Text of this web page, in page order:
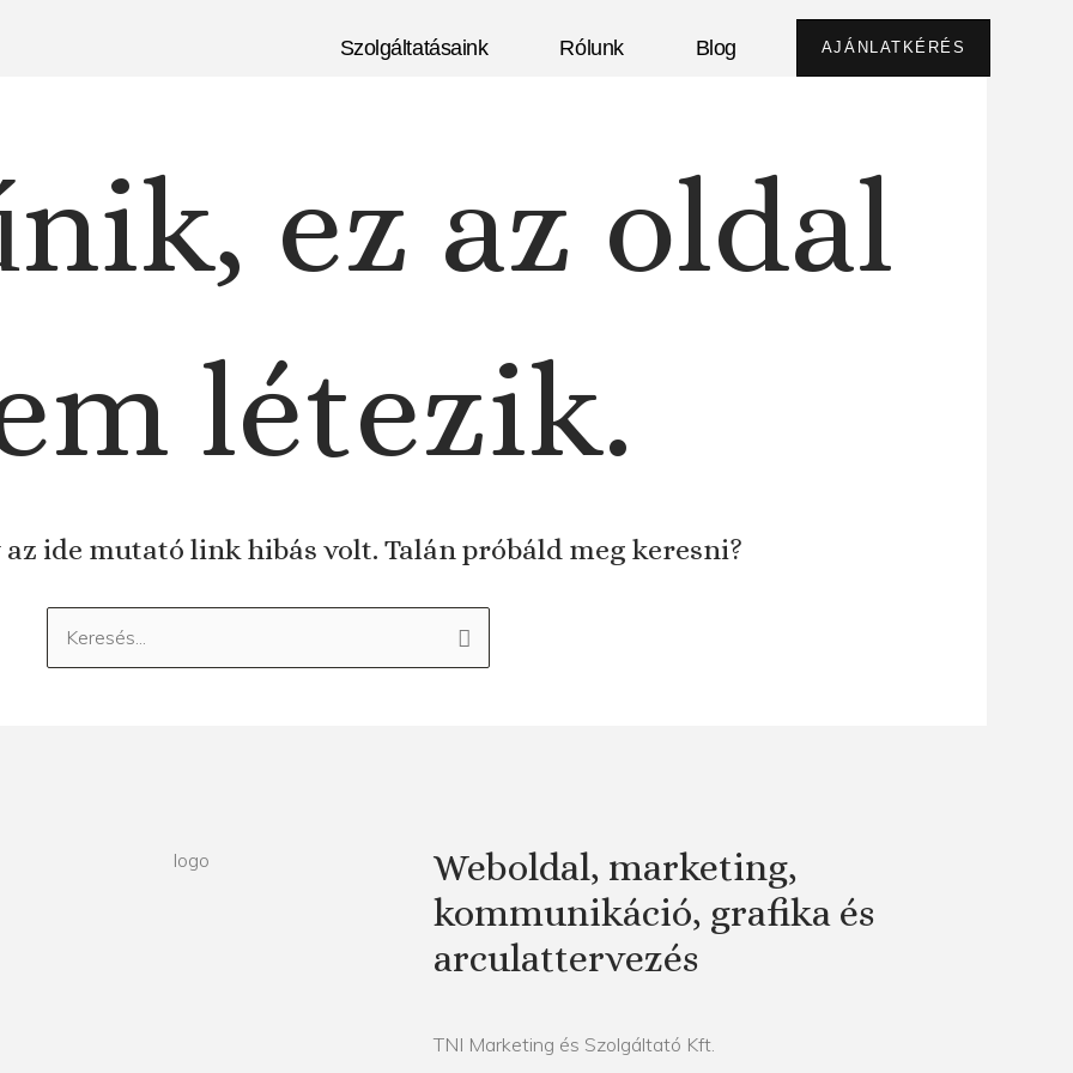
Szolgáltatásaink Rólunk Blog AJÁNLATKÉRÉS
ez az oldal
létezik.
ide mutató link hibás volt. Talán próbáld meg keresni?
Keresés:
Weboldal, marketing,
kommunikáció, grafika és
arculattervezés
TNI Marketing és Szolgáltató Kft.